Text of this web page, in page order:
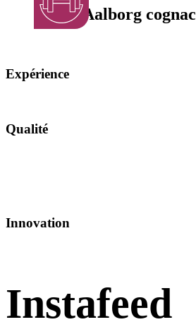
Laisse Aalborg cognac
Expérience
Qualité
Innovation
Instafeed